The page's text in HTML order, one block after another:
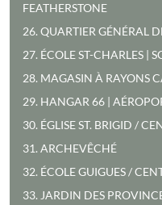
FEATHERSTONE
26. QUARTIER GÉNÉRAL
27. ÉCOLE ST-CHARLES |
28. MAGASIN À RAYONS
29. HANGAR 66 |
30. ÉGLISE ST. BRIGID /
31. ARCHEVÊCHÉ
32. ÉCOLE GUIGUES /
33. JARDIN DES